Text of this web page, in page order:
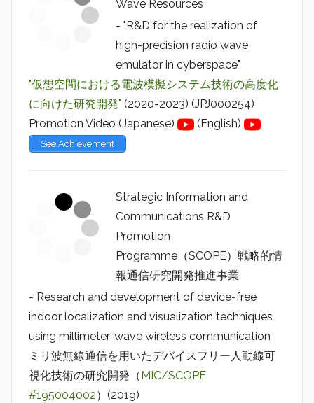
Wave Resources
- "R&D for the realization of
high-precision radio wave
emulator in cyberspace"
"仮想空間における電波模擬システム技術の高度化
に向けた研究開発" (2020-2023) (JPJ000254)
Promotion Video (Japanese)
(English)
See Achievement
Strategic Information and
Communications R&D
Promotion
Programme（SCOPE）戦略的情
報通信研究開発推進事業
- Research and development of device-free
indoor localization and visualization techniques
using millimeter-wave wireless communication
ミリ波無線通信を用いたデバイスフリー人動線可
視化技術の研究開発（ MIC/SCOPE
#195004002）(2019)